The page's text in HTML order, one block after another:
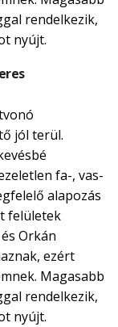
rendelkezik,
nyújt.
jól terül.
fa-, vas-
alapozás
felületek
Orkán
ezért
Magasabb
rendelkezik,
nyújt.